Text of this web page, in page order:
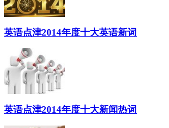
英语点津2014年度十大英语新词
英语点津2014年度十大新闻热词